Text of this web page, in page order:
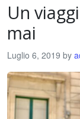
Un
mai
Luglio 6, 2019 by